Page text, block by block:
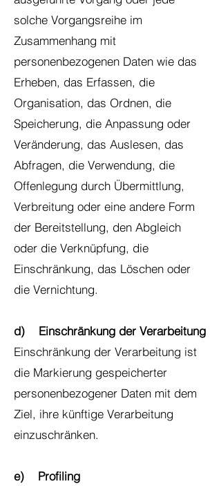
solche Vorgangsreihe im
Zusammenhang mit
personenbezogenen Daten wie das
Erheben, das Erfassen, die
Organisation, das Ordnen, die
Speicherung, die Anpassung oder
Veränderung, das Auslesen, das
Abfragen, die Verwendung, die
Offenlegung durch Übermittlung,
Verbreitung oder eine andere Form
der Bereitstellung, den Abgleich
oder die Verknüpfung, die
Einschränkung, das Löschen oder
die Vernichtung.
d) Einschränkung der Verarbeitung
Einschränkung der Verarbeitung ist
die Markierung gespeicherter
personenbezogener Daten mit dem
Ziel, ihre künftige Verarbeitung
einzuschränken.
e) Profiling